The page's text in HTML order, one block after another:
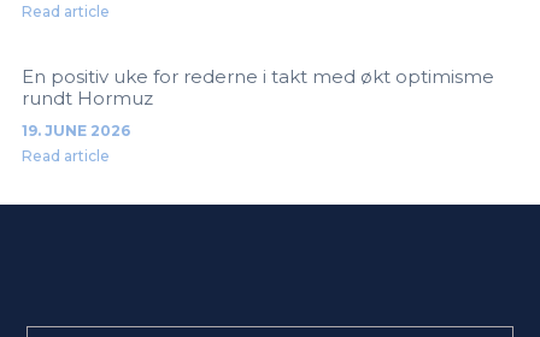
Read article
En positiv uke for rederne i takt med økt optimisme
rundt Hormuz
19. JUNE 2026
Read article